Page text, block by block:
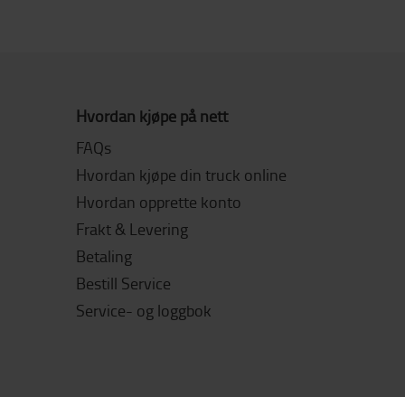
Hvordan kjøpe på nett
FAQs
Hvordan kjøpe din truck online
Hvordan opprette konto
Frakt & Levering
Betaling
Bestill Service
Service- og loggbok